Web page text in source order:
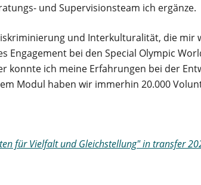
und Supervisionsteam ich ergänze.
und Interkulturalität, die mir
bei den Special Olympic
konnte ich meine Erfahrungen bei der
Modul haben wir immerhin 20.000
für Vielfalt und Gleichstellung" in transfer